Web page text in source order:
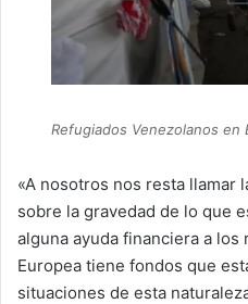
Refugiados Venezolanos en
«A nosotros nos resta llamar
sobre la gravedad de lo que
alguna ayuda financiera a los
Europea tiene fondos que
situaciones de esta